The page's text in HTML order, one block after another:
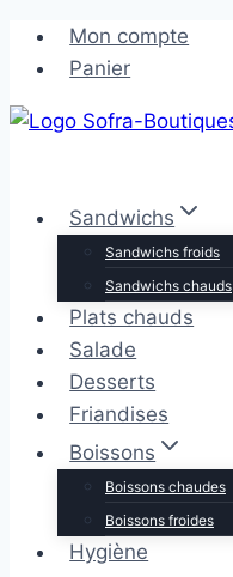
Aller
contenu
Aller
contenu
Mon compte
Panier
Sandwichs
Sandwichs froids
Sandwichs chauds
Plats chauds
Salade
Desserts
Friandises
Boissons
Boissons chaudes
Boissons froides
Hygiène